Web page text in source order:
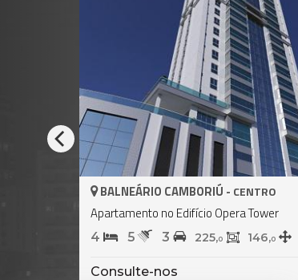
BALNEÁRIO CAMBORIÚ -CENTRO
Apartamento no Edifício Phoenix Tower
3 4 2 139,0
Consulte-nos